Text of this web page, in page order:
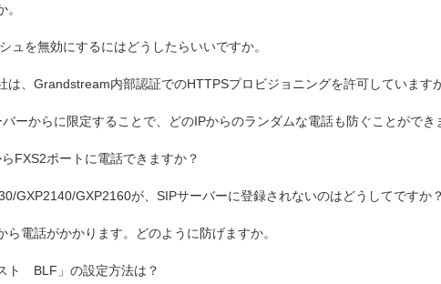
ュを無効にするにはどうしたらいいですか。
は、Grandstream内部認証でのHTTPSプロビジョニングを許可していますか
ーからに限定することで、どのIPからのランダムな電話も防ぐことができ
FXS2ポートに電話できますか？
GXP2140/GXP2160が、SIPサーバーに登録されないのはどうしてですか？
ら電話がかかります。どのように防げますか。
ト BLF」の設定方法は？